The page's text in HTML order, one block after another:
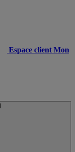
Espace client Mon